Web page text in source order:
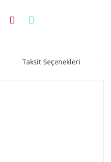
Taksit Seçenekleri